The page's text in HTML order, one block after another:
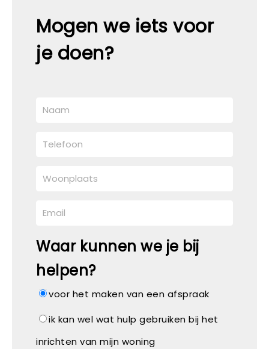
Mogen we iets voor
je doen?
Waar kunnen we je bij
helpen?
voor het maken van een afspraak
ik kan wel wat hulp gebruiken bij het
inrichten van mijn woning